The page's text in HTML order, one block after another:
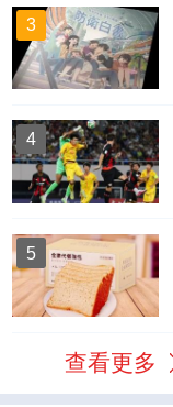
3
4
5
查看更多